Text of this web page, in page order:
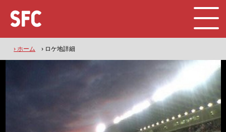
› ホーム › ロケ地詳細